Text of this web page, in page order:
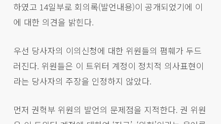
하였고 14일부로 회의록(발언내용)이 공개되었기에 이
에 대한 의견을 밝힌다.
우선 당사자의 이의신청에 대한 위원들의 폄훼가 두드
러진다. 위원들은 이 트위터 계정이 정치적 의사표현이
라는 당사자의 주장을 인정하지 않았다.
먼저 권혁부 위원의 발언의 문제점을 지적한다. 권 위원